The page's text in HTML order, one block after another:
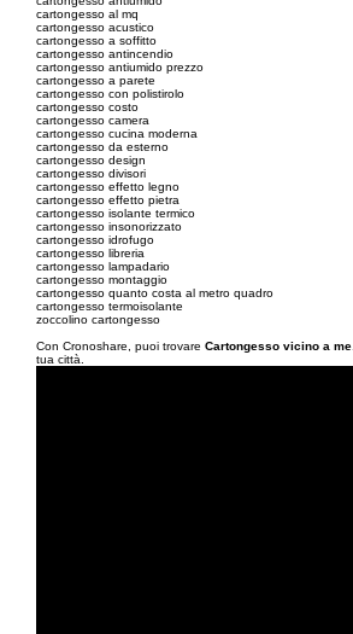
cartongesso al mq
cartongesso acustico
cartongesso a soffitto
cartongesso antincendio
cartongesso antiumido prezzo
cartongesso a parete
cartongesso con polistirolo
cartongesso costo
cartongesso camera
cartongesso cucina moderna
cartongesso da esterno
cartongesso design
cartongesso divisori
cartongesso effetto legno
cartongesso effetto pietra
cartongesso isolante termico
cartongesso insonorizzato
cartongesso idrofugo
cartongesso libreria
cartongesso lampadario
cartongesso montaggio
cartongesso quanto costa al metro quadro
cartongesso termoisolante
zoccolino cartongesso
Con Cronoshare, puoi trovare Cartongesso vicino a me
tua città.